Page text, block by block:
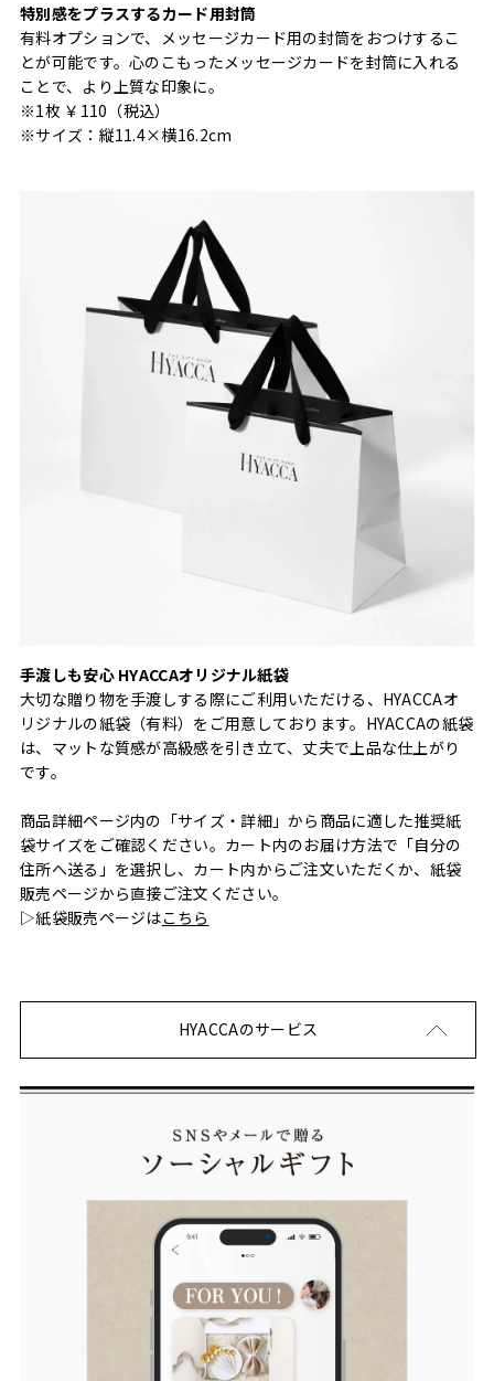
特別感をプラスするカード用封筒
有料オプションで、メッセージカード用の封筒をおつけするこ
とが可能です。心のこもったメッセージカードを封筒に入れる
ことで、より上質な印象に。
※1枚 ￥110（税込）
※サイズ：縦11.4×横16.2cm
手渡しも安心 HYACCAオリジナル紙袋
大切な贈り物を手渡しする際にご利用いただける、HYACCAオ
リジナルの紙袋（有料）をご用意しております。HYACCAの紙袋
は、マットな質感が高級感を引き立て、丈夫で上品な仕上がり
です。
商品詳細ページ内の「サイズ・詳細」から商品に適した推奨紙
袋サイズをご確認ください。カート内のお届け方法で「自分の
住所へ送る」を選択し、カート内からご注文いただくか、紙袋
販売ページから直接ご注文ください。
▷紙袋販売ページはこちら
HYACCAのサービス